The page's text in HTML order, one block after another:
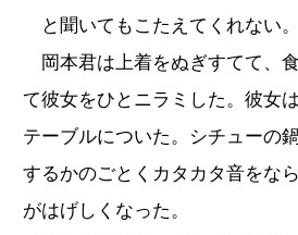
と聞いてもこたえてくれない。
岡本君は上着をぬぎすてて、
て彼女をひとニラミした。彼女
テーブルについた。シチューの
するかのごとくカタカタ音をな
がはげしくなった。